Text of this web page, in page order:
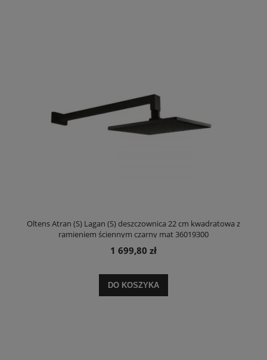
Oltens Atran (S) Lagan (S) deszczownica 22 cm kwadratowa z
ramieniem ściennym czarny mat 36019300
1 699,80 zł
DO KOSZYKA